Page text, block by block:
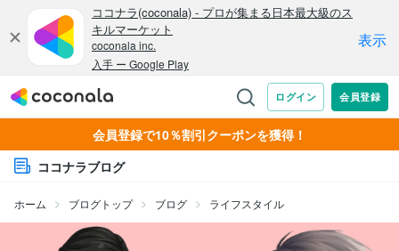
会員登録で10％割引クーポンを獲得！
ココナラブログ
ホーム ブログトップ ブログ ライフスタイル